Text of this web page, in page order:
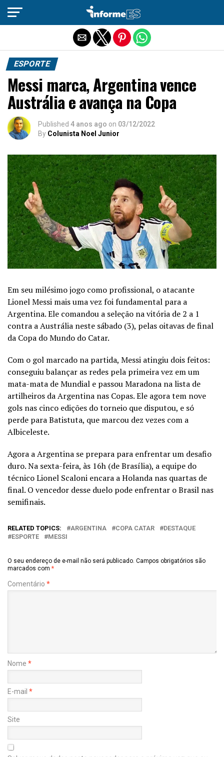
ESPORTE
Messi marca, Argentina vence
Austrália e avança na Copa
Published 4 anos ago on 03/12/2022
By Colunista Noel Junior
Em seu milésimo jogo como profissional, o atacante
Lionel Messi mais uma vez foi fundamental para a
Argentina. Ele comandou a seleção na vitória de 2 a 1
contra a Austrália neste sábado (3), pelas oitavas de final
da Copa do Mundo do Catar.
Com o gol marcado na partida, Messi atingiu dois feitos:
conseguiu balançar as redes pela primeira vez em um
mata-mata de Mundial e passou Maradona na lista de
artilheiros da Argentina nas Copas. Ele agora tem nove
gols nas cinco edições do torneio que disputou, e só
perde para Batistuta, que marcou dez vezes com a
Albiceleste.
Agora a Argentina se prepara para enfrentar um desafio
duro. Na sexta-feira, às 16h (de Brasília), a equipe do
técnico Lionel Scaloni encara a Holanda nas quartas de
final. O vencedor desse duelo pode enfrentar o Brasil nas
semifinais.
RELATED TOPICS: ARGENTINA COPA CATAR
DESTAQUE
ESPORTE
MESSI
O seu endereço de e-mail não será publicado. Campos obrigatórios são
marcados com *
Comentário *
Nome *
E-mail *
Site
Sair da versão mobile